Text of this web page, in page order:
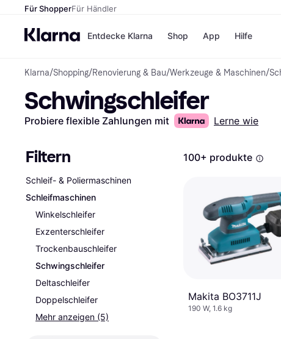
Für ShopperFür Händler
Entdecke Klarna
Zahlungsmethoden
Zahlungsmethoden
Sofort bezahlen
Bezahle in 3 Teilzahlungen
Bezahle in bis zu 30 Tagen
Shop
Shops
Temu
App Hilfe
Klarna/Shopping/Renovierung & Bau/Werkzeuge & Maschinen/
Schwingschleifer
Probiere flexible Zahlungen mit Lerne wie
Filtern
Schleif- & Poliermaschinen
Schleifmaschinen
Winkelschleifer
Exzenterschleifer
Trockenbauschleifer
Schwingschleifer
Deltaschleifer
Doppelschleifer
Mehr anzeigen (5)
100+ produkte
Makita BO3711J
190 W, 1.6 kg